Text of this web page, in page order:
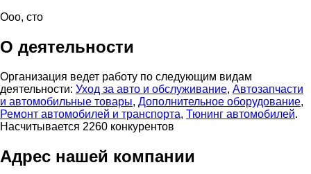
Ооо, сто
О деятельности
Организация ведет работу по следующим видам
деятельности: Уход за авто и обслуживание, Автозапчасти
и автомобильные товары, Дополнительное оборудование,
Ремонт автомобилей и транспорта, Тюнинг автомобилей.
Насчитывается 2260 конкурентов
Адрес нашей компании